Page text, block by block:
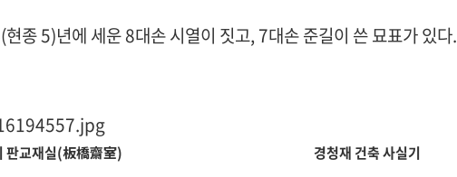
종 5)년에 세운 8대손 시열이 짓고, 7대손 준길이 쓴 묘표가 있다.
판교재실(板橋齋室)
경청재 건축 사실기